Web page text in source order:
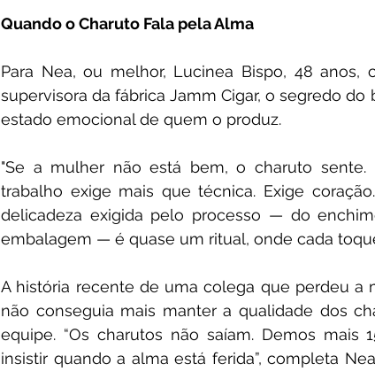
Quando o Charuto Fala pela Alma
Para Nea, ou melhor, Lucinea Bispo, 48 anos,
supervisora da fábrica Jamm Cigar, o segredo
estado emocional de quem o produz.
"Se a mulher não está bem, o charuto sente.
trabalho exige mais que técnica. Exige
delicadeza exigida pelo processo — do
embalagem — é quase um ritual, onde cada
A história recente de uma colega que perdeu a
não conseguia mais manter a qualidade dos
equipe. “Os charutos não saíam. Demos mais
insistir quando a alma está ferida”, completa